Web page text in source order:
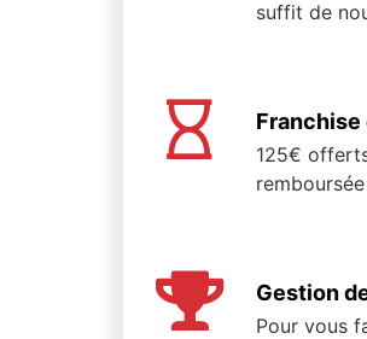
suffit de
125€
Gestion
Pour vous